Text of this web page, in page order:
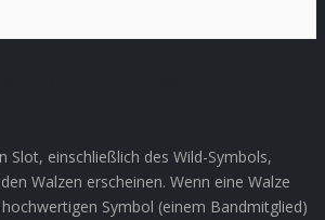
Slot, einschließlich des Wild-Symbols,
Walzen erscheinen. Wenn eine Walze
Symbol (einem Bandmitglied)